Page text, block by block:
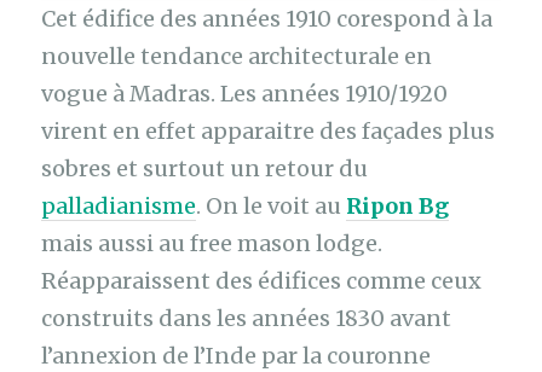
Cet édifice des années 1910 corespond à la
nouvelle tendance architecturale en
vogue à Madras. Les années 1910/1920
virent en effet apparaitre des façades plus
sobres et surtout un retour du
palladianisme. On le voit au Ripon Bg
mais aussi au free mason lodge.
Réapparaissent des édifices comme ceux
construits dans les années 1830 avant
l’annexion de l’Inde par la couronne